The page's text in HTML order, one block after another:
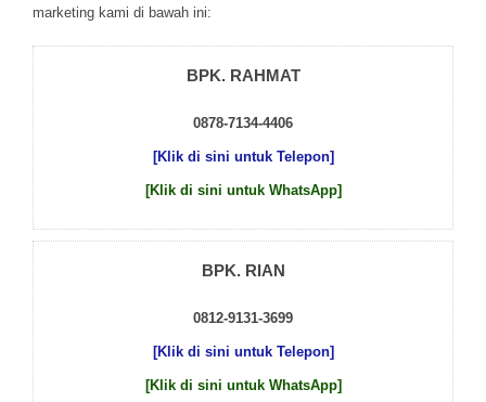
mаrkеtіng kаmі dі bаwаh іnі:
BPK. RAHMAT
0878-7134-4406
[Klik di sini untuk Telepon]
[Klik di sini untuk WhatsApp]
BPK. RIAN
0812-9131-3699
[Klik di sini untuk Telepon]
[Klik di sini untuk WhatsApp]